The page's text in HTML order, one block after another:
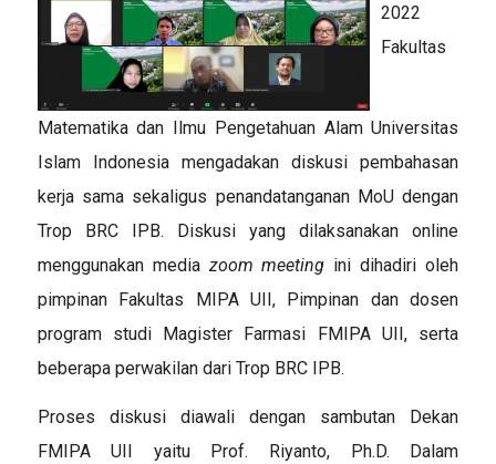
2022
Fakultas
Matematika dan Ilmu Pengetahuan Alam Universitas
Islam Indonesia mengadakan diskusi pembahasan
kerja sama sekaligus penandatanganan MoU dengan
Trop BRC IPB. Diskusi yang dilaksanakan online
menggunakan media zoom meeting ini dihadiri oleh
pimpinan Fakultas MIPA UII, Pimpinan dan dosen
program studi Magister Farmasi FMIPA UII, serta
beberapa perwakilan dari Trop BRC IPB.
Proses diskusi diawali dengan sambutan Dekan
FMIPA UII yaitu Prof. Riyanto, Ph.D. Dalam